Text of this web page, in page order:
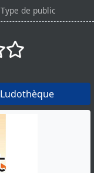
Type de public
()
()
Ludothèque